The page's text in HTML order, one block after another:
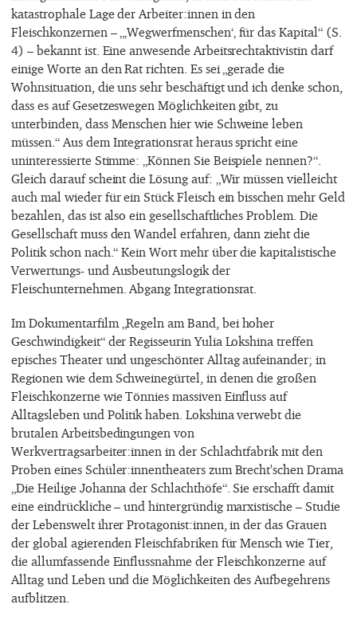
katastrophale Lage der Arbeiter:innen in den
Fleischkonzernen – „‚Wegwerfmenschen‘‚ für das Kapital“ (S.
4) – bekannt ist. Eine anwesende Arbeitsrechtaktivistin darf
einige Worte an den Rat richten. Es sei „gerade die
Wohnsituation, die uns sehr beschäftigt und ich denke schon,
dass es auf Gesetzeswegen Möglichkeiten gibt, zu
unterbinden, dass Menschen hier wie Schweine leben
müssen.“ Aus dem Integrationsrat heraus spricht eine
uninteressierte Stimme: „Können Sie Beispiele nennen?“.
Gleich darauf scheint die Lösung auf: „Wir müssen vielleicht
auch mal wieder für ein Stück Fleisch ein bisschen mehr Geld
bezahlen, das ist also ein gesellschaftliches Problem. Die
Gesellschaft muss den Wandel erfahren, dann zieht die
Politik schon nach.“ Kein Wort mehr über die kapitalistische
Verwertungs- und Ausbeutungslogik der
Fleischunternehmen. Abgang Integrationsrat.
Im Dokumentarfilm „Regeln am Band, bei hoher
Geschwindigkeit“ der Regisseurin Yulia Lokshina treffen
episches Theater und ungeschönter Alltag aufeinander; in
Regionen wie dem Schweinegürtel, in denen die großen
Fleischkonzerne wie Tönnies massiven Einfluss auf
Alltagsleben und Politik haben. Lokshina verwebt die
brutalen Arbeitsbedingungen von
Werkvertragsarbeiter:innen in der Schlachtfabrik mit den
Proben eines Schüler:innentheaters zum Brecht'schen Drama
„Die Heilige Johanna der Schlachthöfe“. Sie erschafft damit
eine eindrückliche – und hintergründig marxistische – Studie
der Lebenswelt ihrer Protagonist:innen, in der das Grauen
der global agierenden Fleischfabriken für Mensch wie Tier,
die allumfassende Einflussnahme der Fleischkonzerne auf
Alltag und Leben und die Möglichkeiten des Aufbegehrens
aufblitzen.